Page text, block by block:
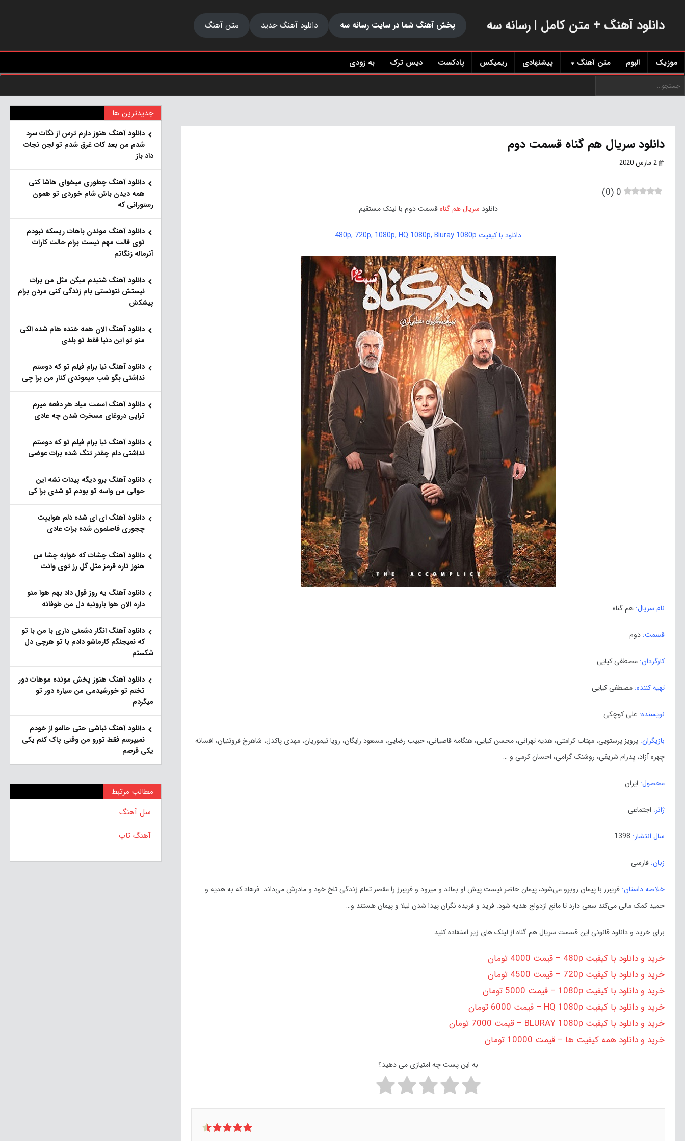
دانلود آهنگ + متن کامل | رسانه سه پخش آهنگ شما در سایت رسانه سه دانلود آهنگ جدید متن آهنگ
موزیک آلبوم متن آهنگ پیشنهادی ریمیکس پادکست دیس ترک به زودی
دانلود سریال هم گناه قسمت دوم
2 مارس 2020
0
(
0
)
دانلود سریال هم گناهقسمت دوم با لینک مستقیم
دانلود با کیفیت 480p, 720p, 1080p, HQ 1080p, Bluray 1080p
نام سریال: هم گناه
قسمت: دوم
کارگردان: مصطفی کیایی
تهیه کننده: مصطفی کیایی
نویسنده: علی کوچکی
بازیگران: پرویز پرستویی، مهتاب کرامتی، هدیه تهرانی، محسن کیایی، هنگامه قاضیانی، حبیب رضایی، مسعود رایگان، رویا تیموریان، مهدی پاکدل، شاهرخ فروتنیان، افسانه
چهره آزاد، پدرام شریفی، روشنک گرامی، احسان کرمی و …
محصول: ایران
ژانر: اجتماعی
سال انتشار:
زبان: فارسی
خلاصه داستان: فریبرز با پیمان روبرو می‌شود، پیمان حاضر نیست پیش او بماند و میرود و فریبرز را مقصر تمام زندگی تلخ خود و مادرش می‌داند. فرهاد که به هدیه و
حمید کمک مالی می‌کند سعی دارد تا مانع ازدواج هدیه شود. فرید و فریده نگران پیدا شدن لیلا و پیمان هستند و…
برای خرید و دانلود قانونی این قسمت سریال هم گناه از لینک های زیر استفاده کنید
خرید و دانلود با کیفیت 480p – قیمت 4000 تومان
خرید و دانلود با کیفیت 720p – قیمت 4500 تومان
خرید و دانلود با کیفیت 1080p – قیمت 5000 تومان
خرید و دانلود با کیفیت HQ 1080p – قیمت 6000 تومان
خرید و دانلود با کیفیت BLURAY 1080p – قیمت 7000 تومان
خرید و دانلود همه کیفیت ها – قیمت 10000 تومان
به این پست چه امتیازی می دهید؟
جدیدترین ها
دانلود آهنگ هنو‌ز دارم ترس از نگات سرد
شدم من بعد کات غرق شدم تو لجن نجات
داد باز
دانلود آهنگ چطوری میخوای هاشا کنی
همه دیدن باش شام خوردی تو همون
رستورانی که
دانلود آهنگ موندن باهات ریسکه نبودم
توی فالت مهم نیست برام حالت کارات
آنرماله زنگاتم
دانلود آهنگ شنیدم میگن مثل من برات
نیستش نتونستی بام زندگی کنی مردن برام
پیشکش
دانلود آهنگ الان همه خنده هام شده الکی
منو تو این دنیا فقط تو بلدی
دانلود آهنگ نیا برام فیلم تو‌ که دوستم
نداشتی بگو شب میموندی کنار من برا چی
دانلود آهنگ اسمت میاد هر دفعه میرم
تراپی دروغای مسخرت شدن چه عادی
دانلود آهنگ نیا برام فیلم تو‌ که دوستم
نداشتی دلم چقدر تنگ شده برات عوضی
دانلود آهنگ برو دیگه پیدات نشه این
حوالی من واسه تو‌ بودم تو شدی برا کی
دانلود آهنگ ای ای شده دلم هواییت
چجوری فاصلمون شده برات عادی
دانلود آهنگ چشات که خوابه چشا من
هنوز تاره قرمز مثل گل رز توی وانت
دانلود آهنگ یه روز قول داد بهم هوا منو
داره الان هوا بارونیه دل من طوفانه
دانلود آهنگ انگار دشمنی داری با من با تو
که نمیجنگم کارماشو دادم با تو هرچی دل
شکستم
دانلود آهنگ هنوز پخش مونده موهات دور
تختم تو خورشیدمی من سیاره دور تو
میگردم
دانلود آهنگ نباشی حتی حالمو از خودم
نمیپرسم فقط تورو من وقتی پاک کنم یکی
یکی قرصم
مطالب مرتبط
سل آهنگ
آهنگ تاپ